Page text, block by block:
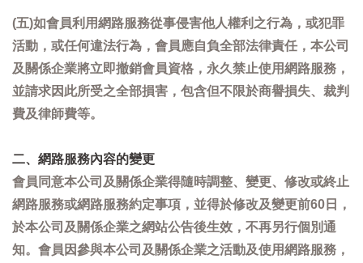
(五)如會員利用網路服務從事侵害他人權利之行為，或犯罪
活動，或任何違法行為，會員應自負全部法律責任，本公司
及關係企業將立即撤銷會員資格，永久禁止使用網路服務，
並請求因此所受之全部損害，包含但不限於商譽損失、裁判
費及律師費等。
二、網路服務內容的變更
會員同意本公司及關係企業得隨時調整、變更、修改或終止
網路服務或網路服務約定事項，並得於修改及變更前60日，
於本公司及關係企業之網站公告後生效，不再另行個別通
知。會員因參與本公司及關係企業之活動及使用網路服務，